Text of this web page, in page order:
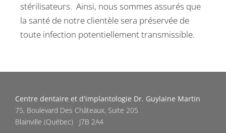
stérilisateurs. Ainsi, nous sommes assurés que
la santé de notre clientèle sera préservée de
toute infection potentiellement transmissible.
Centre dentaire et d'implantologie Dr. Guylaine Martin
75, Boulevard Des Châteaux, Suite 205
Blainville (Québec) J7B 2A4